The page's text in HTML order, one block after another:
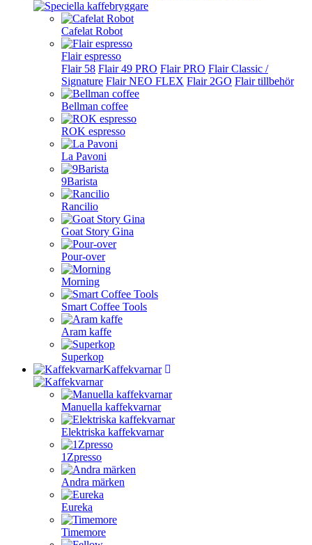
Cafelat Robot
Flair espresso
Flair 58 Flair 49 PRO Flair PRO Flair Classic /
Signature Flair NEO FLEX Flair 2GO Flair tillbehör
Bellman coffee
ROK espresso
La Pavoni
9Barista
Rancilio
Goat Story Gina
Pour-over
Morning
Smart Coffee Tools
Aram kaffe
Superkop
Kaffekvarnar
Manuella kaffekvarnar
Elektriska kaffekvarnar
1Zpresso
Andra märken
Eureka
Timemore